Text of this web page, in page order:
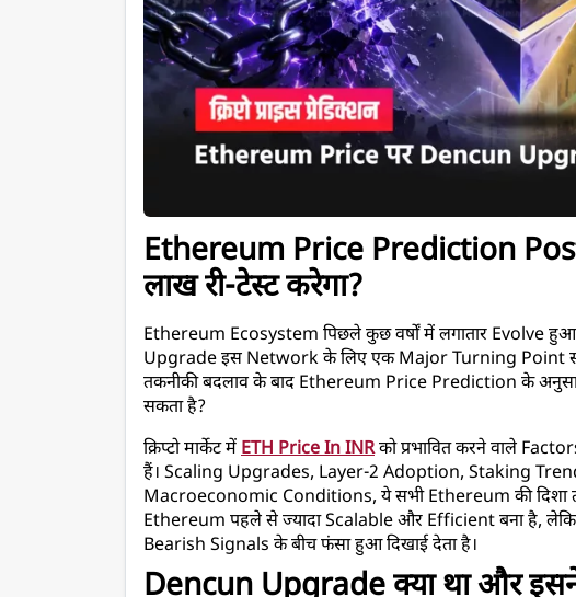
Ethereum Price Prediction
लाख री-टेस्ट करेगा?
Ethereum Ecosystem पिछले कुछ वर्षों में लगातार Evolve
Upgrade इस Network के लिए एक Major Turning Point
तकनीकी बदलाव के बाद Ethereum Price Prediction के
सकता है?
क्रिप्टो मार्केट में ETH Price In INR को प्रभावित करने वाले
हैं। Scaling Upgrades, Layer-2 Adoption, Staking
Macroeconomic Conditions, ये सभी Ethereum की दिशा
Ethereum पहले से ज्यादा Scalable और Efficient बना है,
Bearish Signals के बीच फंसा हुआ दिखाई देता है।
Dencun Upgrade क्या था और